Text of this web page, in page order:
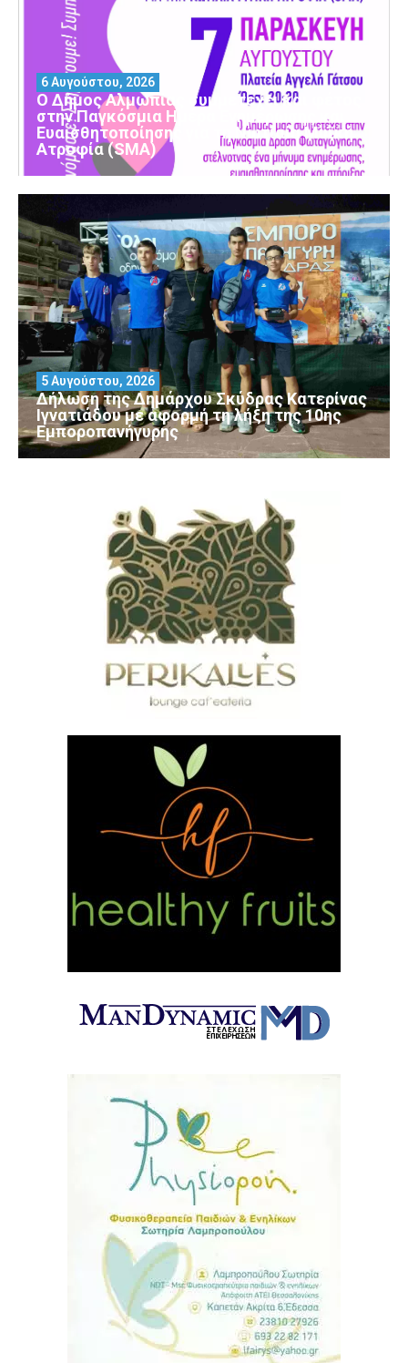
Ο Δήμος Αλμωπίας συμμετέχει και φέτος
στην Παγκόσμια Ημέρα Ενημέρωσης και
Ευαισθητοποίησης για τη Νωτιαία Μυϊκή
Ατροφία (SMA)
6 Αυγούστου, 2026
Δήλωση της Δημάρχου Σκύδρας Κατερίνας
Ιγνατιάδου με αφορμή τη λήξη της 10ης
Εμποροπανήγυρης
5 Αυγούστου, 2026